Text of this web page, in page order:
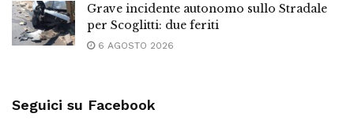
Grave incidente autonomo sullo Stradale
per Scoglitti: due feriti
6 AGOSTO 2026
Seguici su Facebook